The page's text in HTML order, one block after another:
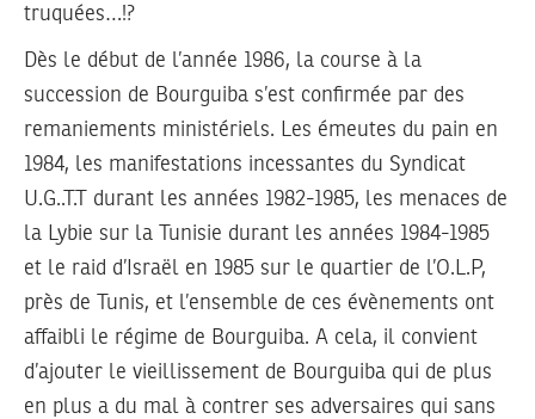
truquées…!?
Dès le début de l’année 1986, la course à la
succession de Bourguiba s’est confirmée par des
remaniements ministériels. Les émeutes du pain en
1984, les manifestations incessantes du Syndicat
U.G..T.T durant les années 1982-1985, les menaces de
la Lybie sur la Tunisie durant les années 1984-1985
et le raid d’Israël en 1985 sur le quartier de l’O.L.P,
près de Tunis, et l’ensemble de ces évènements ont
affaibli le régime de Bourguiba. A cela, il convient
d’ajouter le vieillissement de Bourguiba qui de plus
en plus a du mal à contrer ses adversaires qui sans